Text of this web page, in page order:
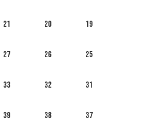
19
20
21
25
26
27
31
32
33
37
38
39